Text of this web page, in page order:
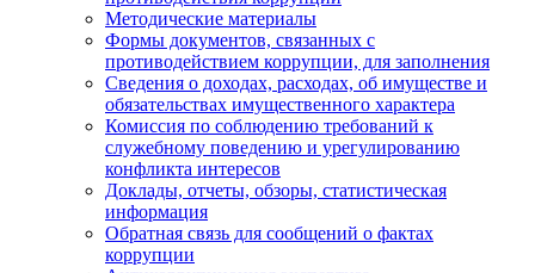
Методические материалы
Формы документов, связанных с
противодействием коррупции, для заполнения
Сведения о доходах, расходах, об имуществе и
обязательствах имущественного характера
Комиссия по соблюдению требований к
служебному поведению и урегулированию
конфликта интересов
Доклады, отчеты, обзоры, статистическая
информация
Обратная связь для сообщений о фактах
коррупции